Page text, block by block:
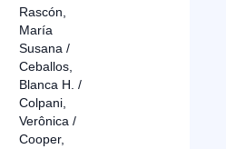
Rascón,
María
Susana /
Ceballos,
Blanca H. /
Colpani,
Verônica /
Cooper,